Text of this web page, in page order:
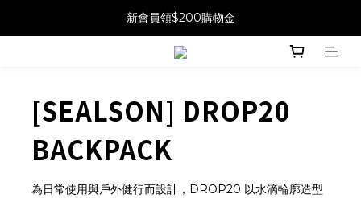
新會員領$200購物金
[SEALSON] DROP20
BACKPACK
為日常使用與戶外健行而設計，DROP20 以水滴輪廓造型